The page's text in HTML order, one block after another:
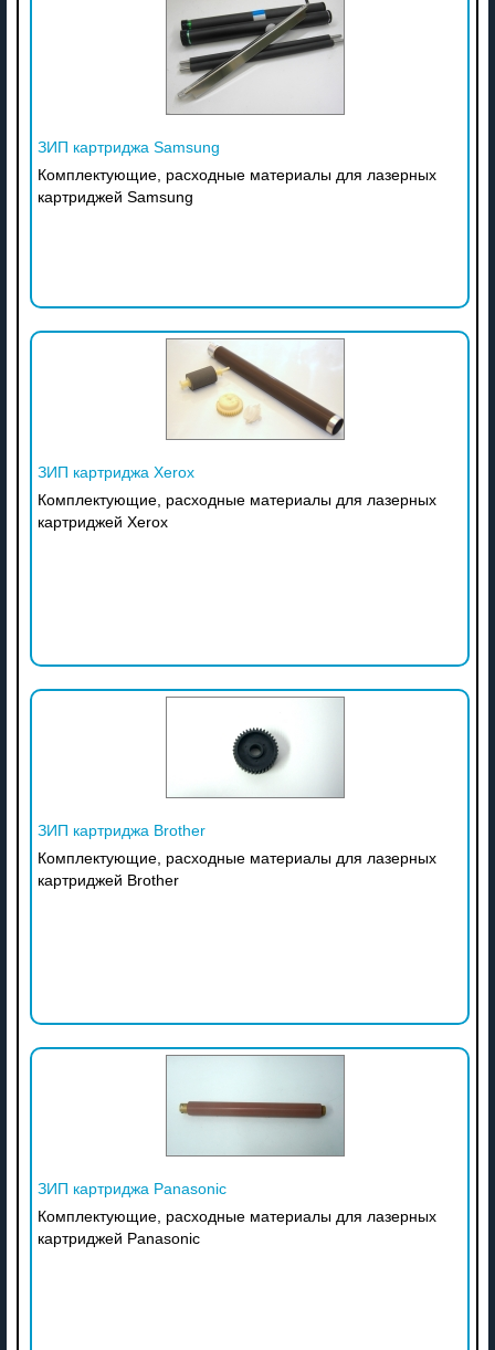
ЗИП картриджа Samsung
Комплектующие, расходные материалы для лазерных
картриджей Samsung
ЗИП картриджа Xerox
Комплектующие, расходные материалы для лазерных
картриджей Xerox
ЗИП картриджа Brother
Комплектующие, расходные материалы для лазерных
картриджей Brother
ЗИП картриджа Panasonic
Комплектующие, расходные материалы для лазерных
картриджей Panasonic